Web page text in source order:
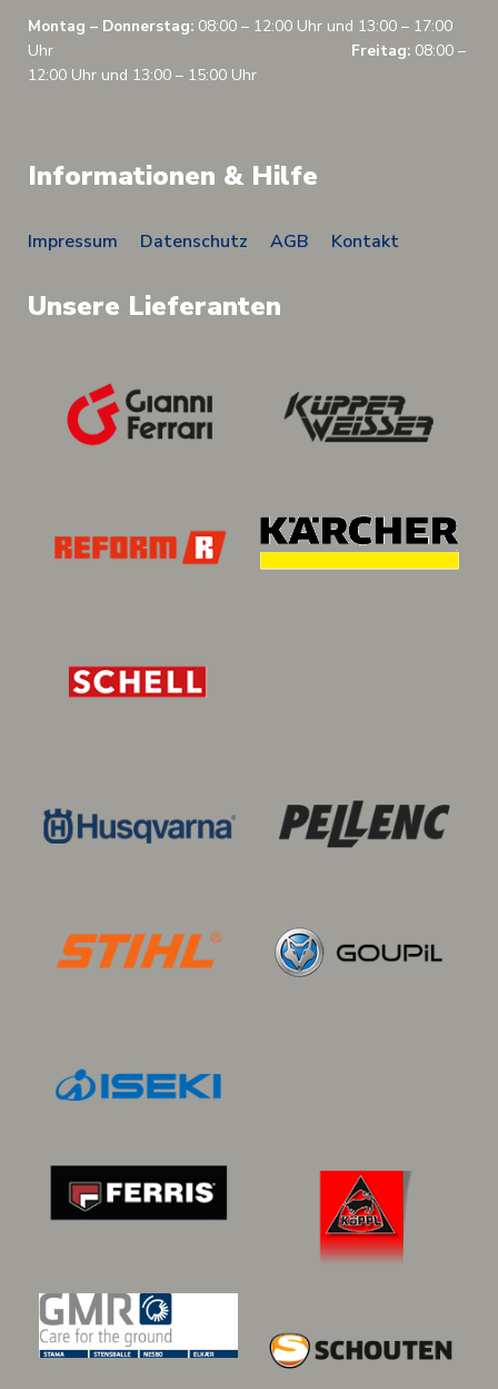
Montag – Donnerstag: 08:00 – 12:00 Uhr und 13:00 – 17:00
Uhr Freitag: 08:00 –
12:00 Uhr und 13:00 – 15:00 Uhr
Informationen & Hilfe
Impressum Datenschutz AGB Kontakt
Unsere Lieferanten